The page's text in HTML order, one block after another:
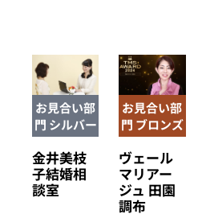
お見合い部
門 シルバー
金井美枝
子結婚相
談室
お見合い部
門 ブロンズ
ヴェール
マリアー
ジュ 田園
調布